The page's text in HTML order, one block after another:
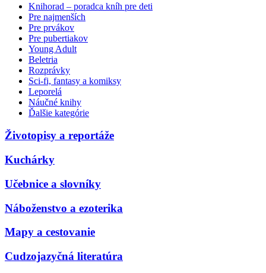
Knihorad – poradca kníh pre deti
Pre najmenších
Pre prvákov
Pre pubertiakov
Young Adult
Beletria
Rozprávky
Sci-fi, fantasy a komiksy
Leporelá
Náučné knihy
Ďalšie kategórie
Životopisy a reportáže
Kuchárky
Učebnice a slovníky
Náboženstvo a ezoterika
Mapy a cestovanie
Cudzojazyčná literatúra